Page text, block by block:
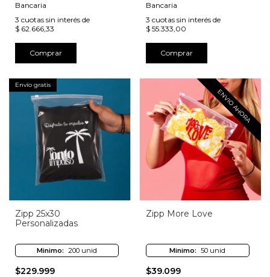
Bancaria
3 cuotas sin interés de
$ 62.666,33
Comprar
Bancaria
3 cuotas sin interés de
$ 55.333,00
Comprar
Envío gratis
Zipp 25x30
Personalizadas
Minimo: 200 unid
$229.999
ENVIO AHORA
Zipp More Love
Minimo: 50 unid
$39.099